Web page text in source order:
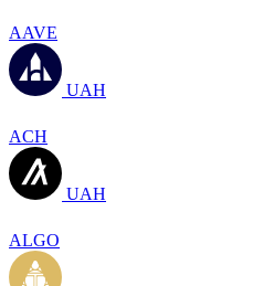
AAVE
UAH
ACH
UAH
ALGO